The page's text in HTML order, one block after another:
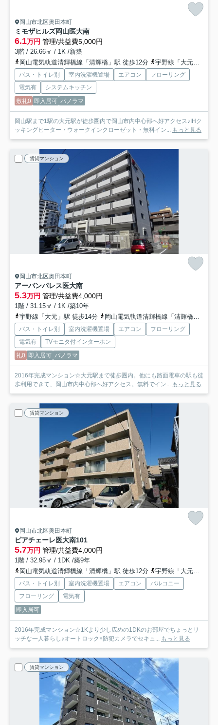
岡山市北区奥田本町
ミモザヒルズ岡山医大南
6.1万円 管理/共益費5,000円
3階 / 26.66㎡ / 1K /新築
岡山電気軌道清輝橋線「清輝橋」駅 徒歩12分
宇野線「大元」駅 徒歩14分
バス・トイレ別 室内洗濯機置場 エアコン
フローリング
電気有
システムキッチン
敷礼0 即入居可 パノラマ
岡山駅まで1駅の大元駅が徒歩圏内で岡山市内中心部へ好アクセス♪IHク
ッキングヒーター・ウォークインクローゼット・無料イン... もっと見る
賃貸マンション
岡山市北区奥田本町
アーバンパレス医大南
5.3万円 管理/共益費4,000円
1階 / 31.15㎡ / 1K /築10年
宇野線「大元」駅 徒歩14分
岡山電気軌道清輝橋線「清輝橋」駅 徒歩12分
バス・トイレ別 室内洗濯機置場 エアコン
フローリング
電気有
TVモニタ付インターホン
礼0 即入居可 パノラマ
2016年完成マンション☆大元駅まで徒歩圏内。他にも路面電車の駅も徒
歩利用できて、岡山市内中心部へ好アクセス。無料でイン... もっと見る
賃貸マンション
岡山市北区奥田本町
ピアチェーレ医大南101
5.7万円 管理/共益費4,000円
1階 / 32.95㎡ / 1DK /築9年
岡山電気軌道清輝橋線「清輝橋」駅 徒歩12分
宇野線「大元」駅 徒歩18分
バス・トイレ別 室内洗濯機置場 エアコン
バルコニー
フローリング
電気有
即入居可
2016年完成マンション☆1Kより少し広めの1DKのお部屋でちょっとリ
ッチな一人暮らし♪オートロック×防犯カメラでセキュ... もっと見る
賃貸マンション